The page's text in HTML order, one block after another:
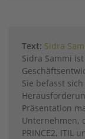
Text: Sidra
Sidra Sammi
Sie befasst
Präsentation
Unternehmen,
PRINCE2, ITIL